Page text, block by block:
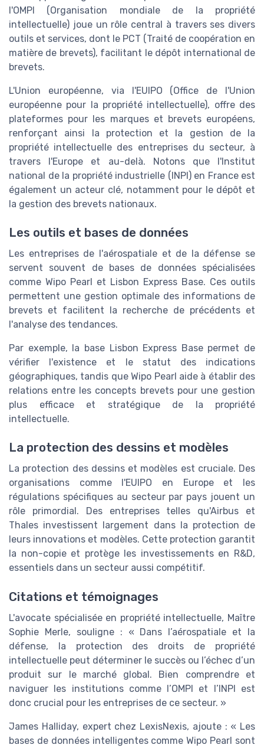
l'OMPI (Organisation mondiale de la propriété
intellectuelle) joue un rôle central à travers ses divers
outils et services, dont le PCT (Traité de coopération en
matière de brevets), facilitant le dépôt international de
brevets.
L'Union européenne, via l'EUIPO (Office de l'Union
européenne pour la propriété intellectuelle), offre des
plateformes pour les marques et brevets européens,
renforçant ainsi la protection et la gestion de la
propriété intellectuelle des entreprises du secteur, à
travers l'Europe et au-delà. Notons que l'Institut
national de la propriété industrielle (INPI) en France est
également un acteur clé, notamment pour le dépôt et
la gestion des brevets nationaux.
Les outils et bases de données
Les entreprises de l'aérospatiale et de la défense se
servent souvent de bases de données spécialisées
comme Wipo Pearl et Lisbon Express Base. Ces outils
permettent une gestion optimale des informations de
brevets et facilitent la recherche de précédents et
l'analyse des tendances.
Par exemple, la base Lisbon Express Base permet de
vérifier l'existence et le statut des indications
géographiques, tandis que Wipo Pearl aide à établir des
relations entre les concepts brevets pour une gestion
plus efficace et stratégique de la propriété
intellectuelle.
La protection des dessins et modèles
La protection des dessins et modèles est cruciale. Des
organisations comme l'EUIPO en Europe et les
régulations spécifiques au secteur par pays jouent un
rôle primordial. Des entreprises telles qu'Airbus et
Thales investissent largement dans la protection de
leurs innovations et modèles. Cette protection garantit
la non-copie et protège les investissements en R&D,
essentiels dans un secteur aussi compétitif.
Citations et témoignages
L'avocate spécialisée en propriété intellectuelle, Maître
Sophie Merle, souligne : « Dans l’aérospatiale et la
défense, la protection des droits de propriété
intellectuelle peut déterminer le succès ou l’échec d’un
produit sur le marché global. Bien comprendre et
naviguer les institutions comme l’OMPI et l’INPI est
donc crucial pour les entreprises de ce secteur. »
James Halliday, expert chez LexisNexis, ajoute : « Les
bases de données intelligentes comme Wipo Pearl sont